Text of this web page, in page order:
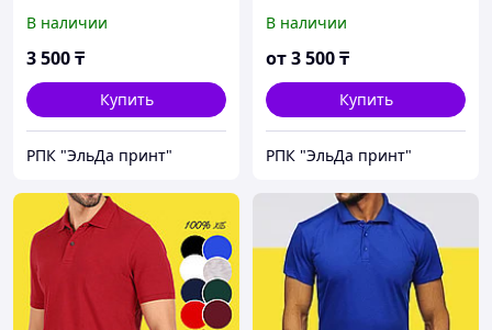
В наличии
3 500₸
Купить
РПК "ЭльДа принт"
В наличии
от3 500₸
Купить
РПК "ЭльДа принт"